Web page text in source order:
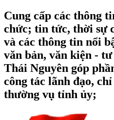
Cung cấp các thông
chức; tin tức, thời sự
và các thông tin nổi
văn bản, văn kiện -
Thái Nguyên góp
công tác lãnh đạo,
thường vụ tỉnh ủy;